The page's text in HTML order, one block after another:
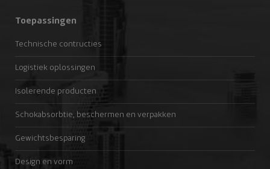
Toepassingen
Technische contructies
Logistiek oplossingen
Isolerende producten
Schokabsorbtie, beschermen en verpakken
Gewichtsbesparing
Design en vorm